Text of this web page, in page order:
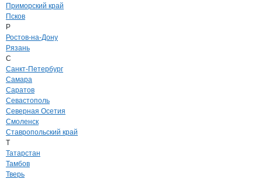
Приморский край
Псков
Р
Ростов-на-Дону
Рязань
С
Санкт-Петербург
Самара
Саратов
Севастополь
Северная Осетия
Смоленск
Ставропольский край
Т
Татарстан
Тамбов
Тверь